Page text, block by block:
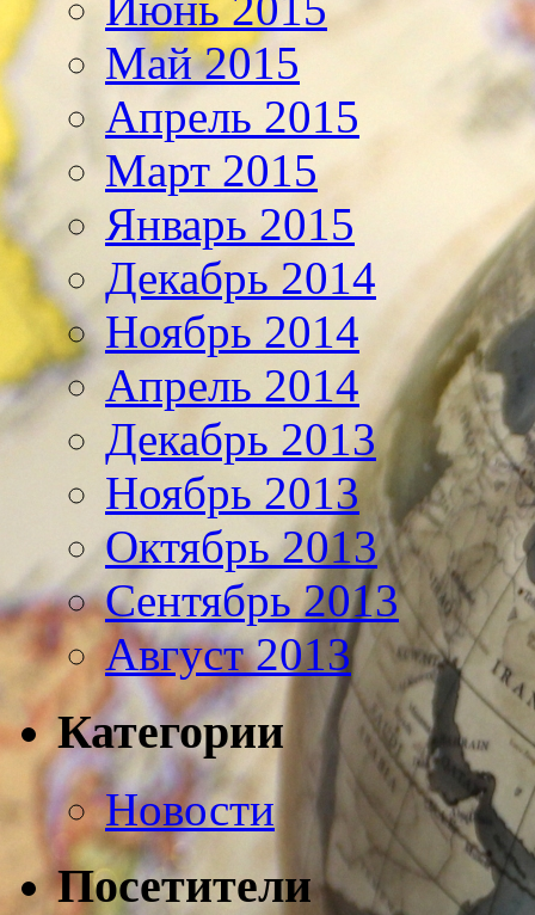
Май 2015
Апрель 2015
Март 2015
Январь 2015
Декабрь 2014
Ноябрь 2014
Апрель 2014
Декабрь 2013
Ноябрь 2013
Октябрь 2013
Сентябрь 2013
Август 2013
Категории
Новости
Посетители